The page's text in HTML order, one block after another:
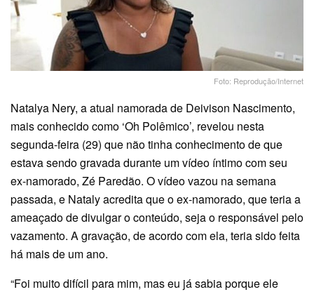
Foto: Reprodução/Internet
Natalya Nery, a atual namorada de Deivison Nascimento,
mais conhecido como ‘Oh Polêmico’, revelou nesta
segunda-feira (29) que não tinha conhecimento de que
estava sendo gravada durante um vídeo íntimo com seu
ex-namorado, Zé Paredão. O vídeo vazou na semana
passada, e Nataly acredita que o ex-namorado, que teria a
ameaçado de divulgar o conteúdo, seja o responsável pelo
vazamento. A gravação, de acordo com ela, teria sido feita
há mais de um ano.
“Foi muito difícil para mim, mas eu já sabia porque ele